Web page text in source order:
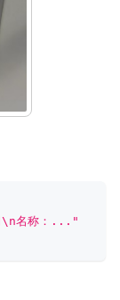
\n名称：..."